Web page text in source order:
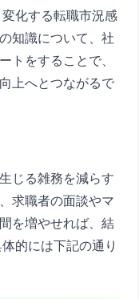
化する転職市況感
知識について、社
トをすることで、
上へとつながるで
じる雑務を減らす
求職者の面談やマ
を増やせれば、結
的には下記の通り